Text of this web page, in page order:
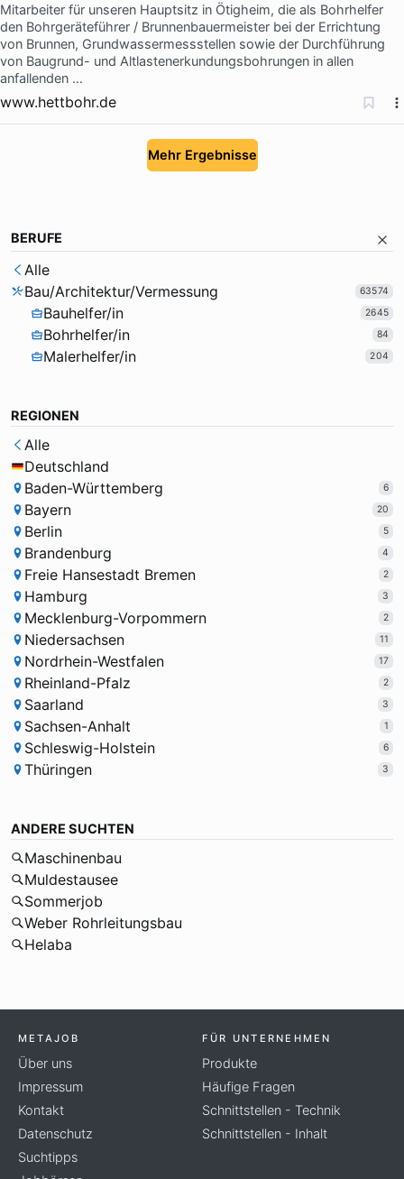
Mitarbeiter für unseren Hauptsitz in Ötigheim, die als Bohrhelfer
den Bohrgeräteführer / Brunnenbauermeister bei der Errichtung
von Brunnen, Grundwassermessstellen sowie der Durchführung
von Baugrund- und Altlastenerkundungsbohrungen in allen
anfallenden …
www.hettbohr.de
Mehr Ergebnisse
BERUFE
Alle
Bau/Architektur/Vermessung
63574
Bauhelfer/in 2645
Bohrhelfer/in 84
Malerhelfer/in 204
REGIONEN
Alle
Deutschland
Baden-Württemberg
6
Bayern 20
Berlin 5
Brandenburg 4
Freie Hansestadt Bremen 2
Hamburg 3
Mecklenburg-Vorpommern 2
Niedersachsen 11
Nordrhein-Westfalen 17
Rheinland-Pfalz 2
Saarland 3
Sachsen-Anhalt 1
Schleswig-Holstein 6
Thüringen 3
ANDERE SUCHTEN
Maschinenbau
Muldestausee
Sommerjob
Weber Rohrleitungsbau
Helaba
METAJOB
Über uns
Impressum
Kontakt
Datenschutz
Suchtipps
FÜR UNTERNEHMEN
Produkte
Häufige Fragen
Schnittstellen - Technik
Schnittstellen - Inhalt